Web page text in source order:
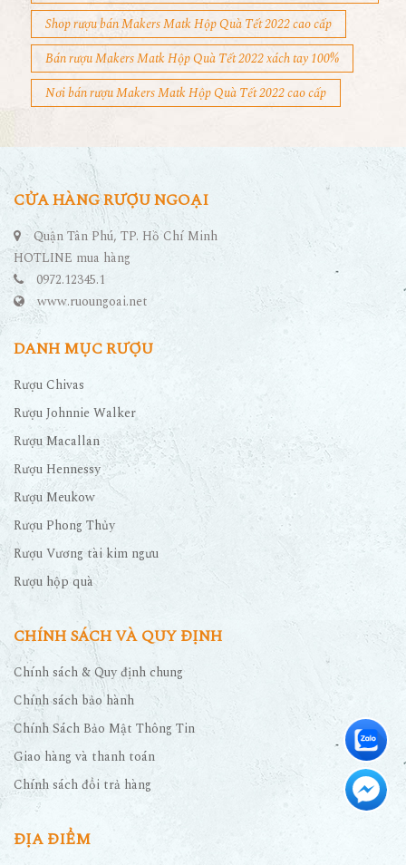
Shop rượu bán Makers Matk Hộp Quà Tết 2022 cao cấp
Bán rượu Makers Matk Hộp Quà Tết 2022 xách tay 100%
Nơi bán rượu Makers Matk Hộp Quà Tết 2022 cao cấp
CỬA HÀNG RƯỢU NGOẠI
Quận Tân Phú, TP. Hồ Chí Minh
HOTLINE mua hàng
0972.12345.1
www.ruoungoai.net
DANH MỤC RƯỢU
Rượu Chivas
Rượu Johnnie Walker
Rượu Macallan
Rượu Hennessy
Rượu Meukow
Rượu Phong Thủy
Rượu Vương tài kim ngưu
Rượu hộp quà
CHÍNH SÁCH VÀ QUY ĐỊNH
Chính sách & Quy định chung
Chính sách bảo hành
Chính Sách Bảo Mật Thông Tin
Giao hàng và thanh toán
Chính sách đổi trả hàng
ĐỊA ĐIỂM